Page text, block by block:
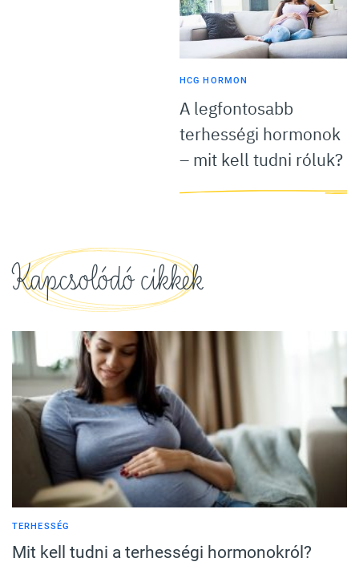
HCG HORMON
A legfontosabb
terhességi hormonok
– mit kell tudni róluk?
Kapcsolódó cikkek
TERHESSÉG
Mit kell tudni a terhességi hormonokról?